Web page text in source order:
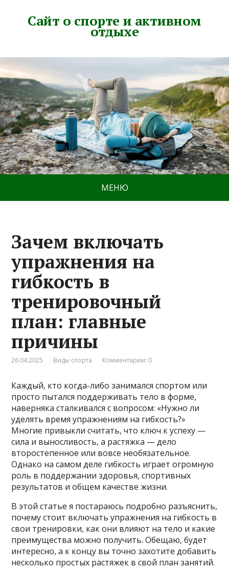
Сайт о спорте и активном
отдыхе
МЕНЮ
Зачем включать
упражнения на
гибкость в
тренировочный
план: главные
причины
26.04.2025 Виды спорта Комментарии: 0
Каждый, кто когда-либо занимался спортом или
просто пытался поддерживать тело в форме,
наверняка сталкивался с вопросом: «Нужно ли
уделять время упражнениям на гибкость?»
Многие привыкли считать, что ключ к успеху —
сила и выносливость, а растяжка — дело
второстепенное или вовсе необязательное.
Однако на самом деле гибкость играет огромную
роль в поддержании здоровья, спортивных
результатов и общем качестве жизни.
В этой статье я постараюсь подробно разъяснить,
почему стоит включать упражнения на гибкость в
свои тренировки, как они влияют на тело и какие
преимущества можно получить. Обещаю, будет
интересно, а к концу вы точно захотите добавить
несколько простых растяжек в свой план занятий.